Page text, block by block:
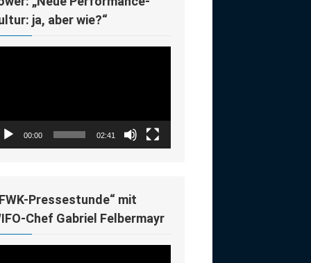
ja, aber wie?“
00:00 02:41
Pressestunde“ mit
Chef Gabriel Felbermayr